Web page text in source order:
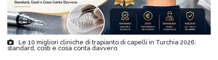
Le 10 migliori cliniche di trapianto di capelli in Turchia 2026:
standard, costi e cosa conta davvero